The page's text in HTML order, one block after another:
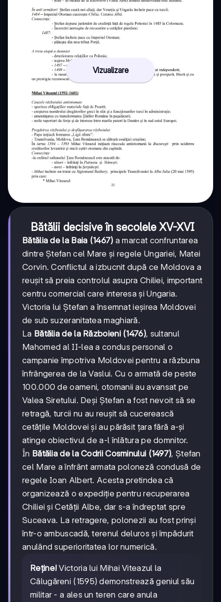
Vizualizare
Bătălii decisive în secolele XV-XVI
Bătălia de la Baia (1467) a marcat confruntarea
dintre Ștefan cel Mare și regele Ungariei, Matei
Corvin. Conflictul a izbucnit după ce Moldova a
reușit să preia controlul asupra Chiliei, important
centru comercial care interesa și Ungaria.
Victoria lui Ștefan a însemnat ieșirea Moldovei
de sub suzeranitatea maghiară.
La Bătălia de la Războieni (1476), sultanul
Mahomed al II-lea a condus personal o
campanie împotriva Moldovei pentru a răzbuna
înfrângerea de la Vaslui. Cu o armată de peste
100.000 de oameni, otomanii au avansat pe
Valea Siretului. Deși Ștefan a fost nevoit să se
retragă, turcii nu au reușit să cucerească
cetățile Moldovei și au părăsit țara fără a-și
atinge obiectivul de a-l înlătura pe domnitor.
În Bătălia de la Codrii Cosminului (1497), Ștefan
cel Mare a înfrânt armata poloneză condusă de
regele Ioan Albert. Acesta pretindea că
organizează o expediție pentru recuperarea
Chiliei și Cetății Albe, dar s-a îndreptat spre
Suceava. La retragere, polonezii au fost prinși
într-o ambuscadă, terenul deluros și împădurit
anulând superioritatea lor numerică.
Reține! Victoria lui Mihai Viteazul la
Călugăreni (1595) demonstrează geniul său
militar - a ales un teren care anula